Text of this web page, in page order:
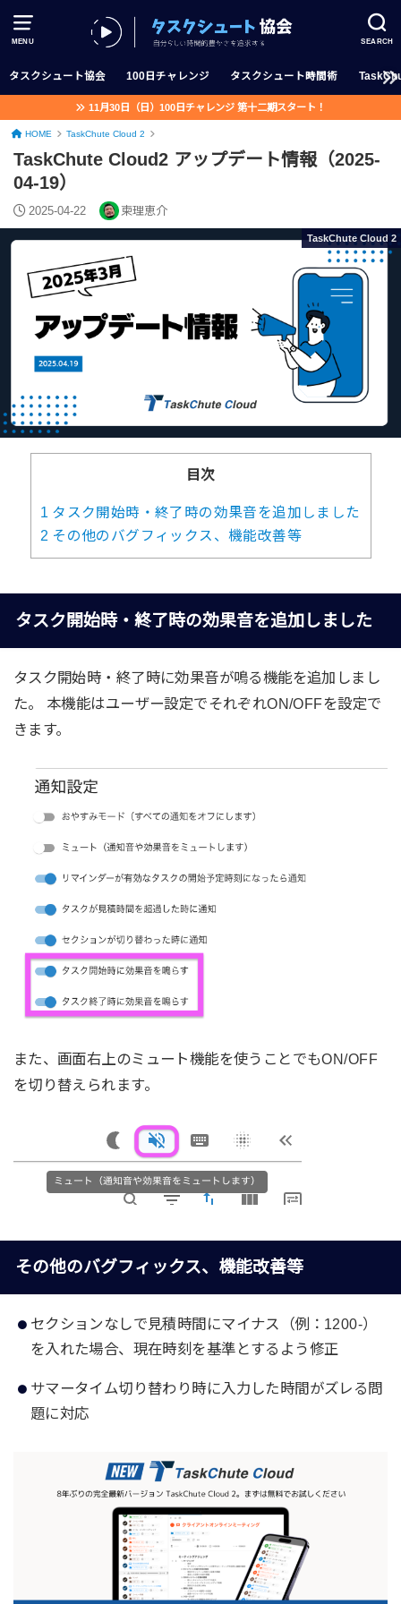
MENU SEARCH
タスクシュート協会 100日チャレンジ タスクシュート時間術
11月30日（日）100日チャレンジ 第十二期スタート！
HOME TaskChute Cloud 2
TaskChute Cloud2 アップデート情報（2025-
04-19）
2025-04-22 柬理恵介
TaskChute Cloud 2
目次
1 タスク開始時・終了時の効果音を追加しました
2 その他のバグフィックス、機能改善等
タスク開始時・終了時の効果音を追加しました
タスク開始時・終了時に効果音が鳴る機能を追加しまし
た。 本機能はユーザー設定でそれぞれON/OFFを設定で
きます。
また、画面右上のミュート機能を使うことでもON/OFF
を切り替えられます。
その他のバグフィックス、機能改善等
セクションなしで見積時間にマイナス（例：1200-）
を入れた場合、現在時刻を基準とするよう修正
サマータイム切り替わり時に入力した時間がズレる問
題に対応